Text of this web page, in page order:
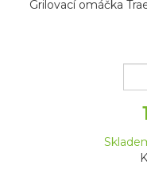
Grilovací omáčka